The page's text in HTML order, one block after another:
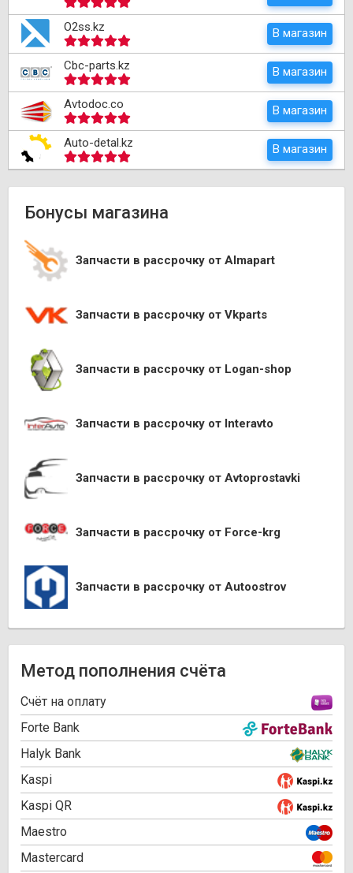
O2ss.kz В магазин
Cbc-parts.kz В магазин
Avtodoc.co В магазин
Auto-detal.kz В магазин
Бонусы магазина
Запчасти в рассрочку от Almapart
Запчасти в рассрочку от Vkparts
Запчасти в рассрочку от Logan-shop
Запчасти в рассрочку от Interavto
Запчасти в рассрочку от Avtoprostavki
Запчасти в рассрочку от Force-krg
Запчасти в рассрочку от Autoostrov
Метод пополнения счёта
Cчёт на оплату
Forte Bank
Halyk Bank
Kaspi
Kaspi QR
Maestro
Mastercard